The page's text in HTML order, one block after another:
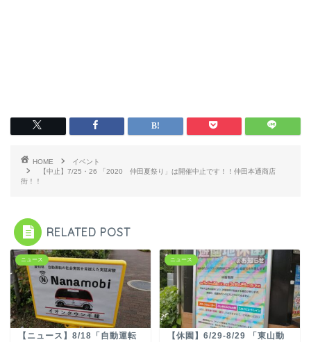
HOME
イベント
【中止】7/25・26 「2020 仲田夏祭り」は開催中止です！！仲田本通商店
街！！
RELATED POST
ニュース
【ニュース】8/18「自動運転
ニュース
【休園】6/29-8/29 「東山動